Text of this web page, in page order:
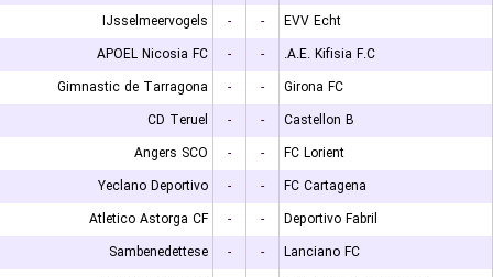
IJsselmeervogels
- -
EVV Echt
APOEL Nicosia FC
- -
A.E. Kifisia F.C.
Gimnastic de Tarragona
- -
Girona FC
CD Teruel
- -
Castellon B
Angers SCO
- -
FC Lorient
Yeclano Deportivo
- -
FC Cartagena
Atletico Astorga CF
- -
Deportivo Fabril
Sambenedettese
- -
Lanciano FC